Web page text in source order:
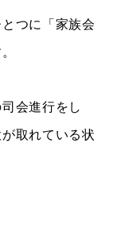
つに「家族会
会進行をし
取れている状